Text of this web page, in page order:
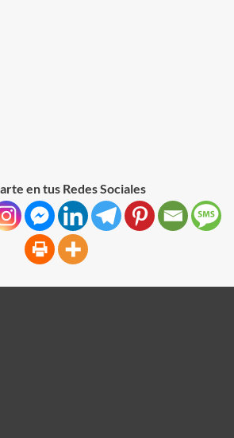
en tus Redes Sociales